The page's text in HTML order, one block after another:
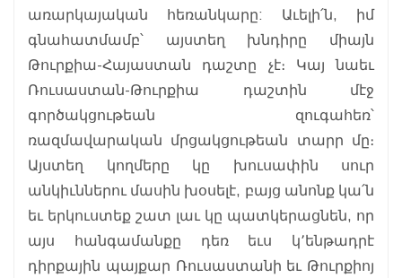
առարկայական հեռանկարը: Աւելի՛ն, իմ
գնահատմամբ՝ այստեղ խնդիրը միայն
Թուրքիա-Հայաստան դաշտը չէ։ Կայ նաեւ
Ռուսաստան-Թուրքիա դաշտին մէջ
գործակցութեան զուգահեռ՝
ռազմավարական մրցակցութեան տարր մը։
Այստեղ կողմերը կը խուսափին սուր
անկիւններու մասին խօսելէ, բայց անոնք կա՛ն
եւ երկուստեք շատ լաւ կը պատկերացնեն, որ
այս հանգամանքը դեռ եւս կ՚ենթադրէ
դիրքային պայքար Ռուսաստանի եւ Թուրքիոյ